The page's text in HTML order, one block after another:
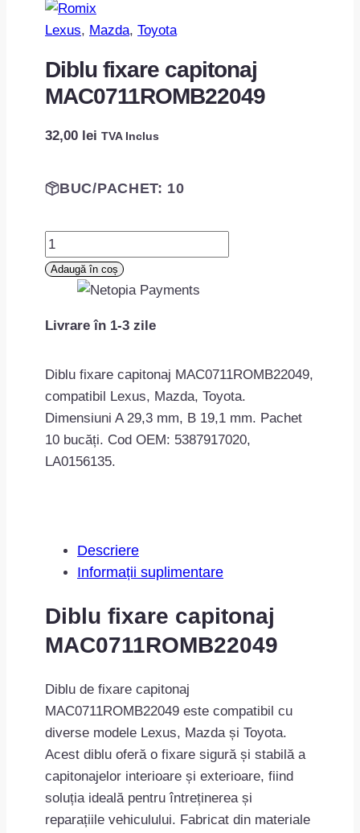
Lexus, Mazda, Toyota
Diblu fixare capitonaj
MAC0711ROMB22049
32,00 lei TVA Inclus
BUC/PACHET: 10
Cantitate
Diblu
fixare
MAC0711ROMB22049
Adaugă în coș
Livrare în 1-3 zile
Diblu fixare capitonaj MAC0711ROMB22049,
compatibil Lexus, Mazda, Toyota.
Dimensiuni A 29,3 mm, B 19,1 mm. Pachet
10 bucăți. Cod OEM: 5387917020,
LA0156135.
Descriere
Informații suplimentare
Diblu fixare capitonaj
MAC0711ROMB22049
Diblu de fixare capitonaj
MAC0711ROMB22049 este compatibil cu
diverse modele Lexus, Mazda și Toyota.
Acest diblu oferă o fixare sigură și stabilă a
capitonajelor interioare și exterioare, fiind
soluția ideală pentru întreținerea și
reparațiile vehiculului. Fabricat din materiale